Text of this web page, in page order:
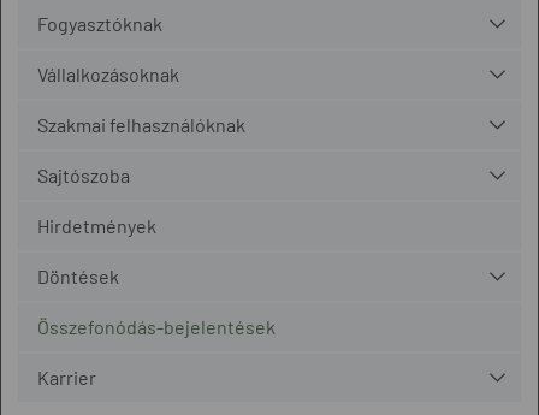
Fogyasztóknak
Vállalkozásoknak
Szakmai felhasználóknak
Sajtószoba
Hirdetmények
Döntések
Összefonódás-bejelentések
Karrier